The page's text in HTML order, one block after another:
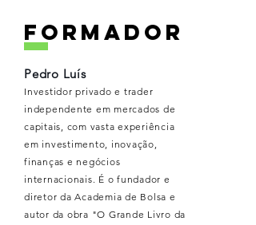
formador
Pedro Luís
Investidor privado e trader
independente em mercados de
capitais, com vasta experiência
em investimento, inovação,
finanças e negócios
internacionais. É o fundador e
diretor da Academia de Bolsa e
autor da obra "O Grande Livro da